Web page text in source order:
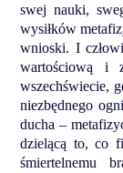
swej nauki,
wysiłków
wnioski. I
wartościową i
wszechświecie,
niezbędnego
ducha –
dzielącą to, co
śmiertelnemu